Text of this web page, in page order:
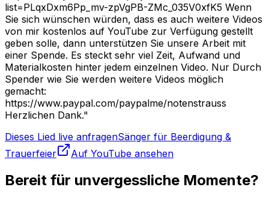
list=PLqxDxm6Pp_mv-zpVgPB-ZMc_035V0xfK5 Wenn
Sie sich wünschen würden, dass es auch weitere Videos
von mir kostenlos auf YouTube zur Verfügung gestellt
geben solle, dann unterstützen Sie unsere Arbeit mit
einer Spende. Es steckt sehr viel Zeit, Aufwand und
Materialkosten hinter jedem einzelnen Video. Nur Durch
Spender wie Sie werden weitere Videos möglich
gemacht:
https://www.paypal.com/paypalme/notenstrauss
Herzlichen Dank."
Dieses Lied live anfragenSänger für Beerdigung &
Trauerfeier
Auf YouTube ansehen
Bereit für unvergessliche Momente?